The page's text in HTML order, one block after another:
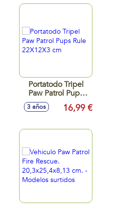
Portatodo Tripel
Paw Patrol Pups
Rule 22X12X3 cm
3 años 16,99 €